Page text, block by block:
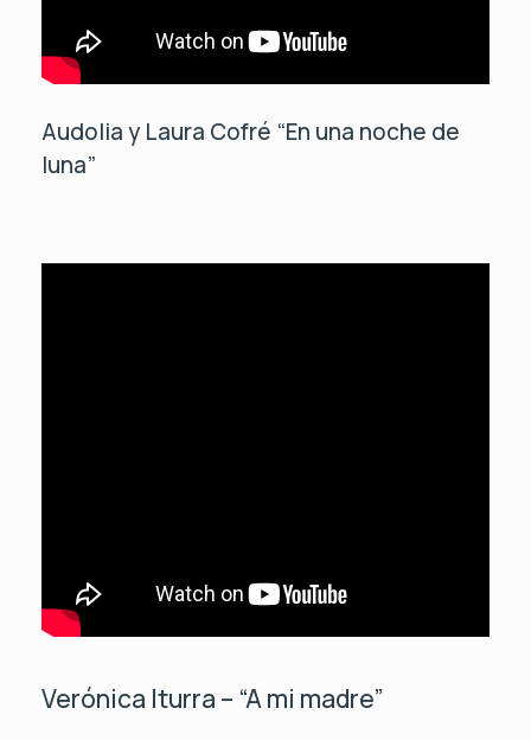
Audolia y Laura Cofré “En una noche de
luna”
Verónica Iturra – “A mi madre”